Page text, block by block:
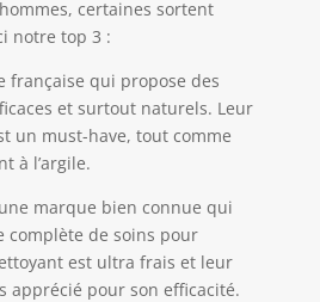
certaines sortent
notre top 3 :
française qui propose des
et surtout naturels. Leur
un must-have, tout comme
à l’argile.
marque bien connue qui
complète de soins pour
est ultra frais et leur
apprécié pour son efficacité.